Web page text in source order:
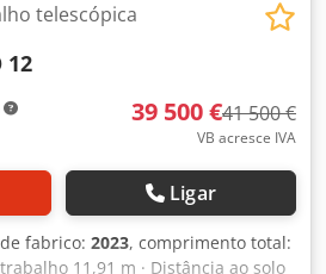
telescópica
12
39 500 €41 500 €
VB acresce IVA
Ligar
fabrico: 2023, comprimento total:
11,91 m · Distância ao solo